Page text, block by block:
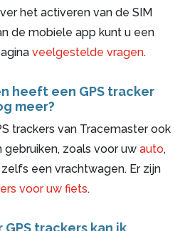
het activeren van de SIM
de mobiele app kunt u een
veelgestelde vragen.
heeft een GPS tracker
meer?
trackers van Tracemaster ook
zoals voor uw auto,
een vrachtwagen. Er zijn
voor uw fiets.
trackers kan ik